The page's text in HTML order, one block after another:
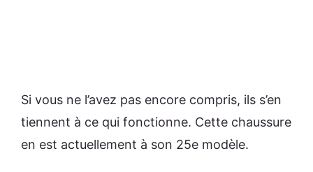
Si vous ne l’avez pas encore compris, ils s’en
tiennent à ce qui fonctionne. Cette chaussure
en est actuellement à son 25e modèle.